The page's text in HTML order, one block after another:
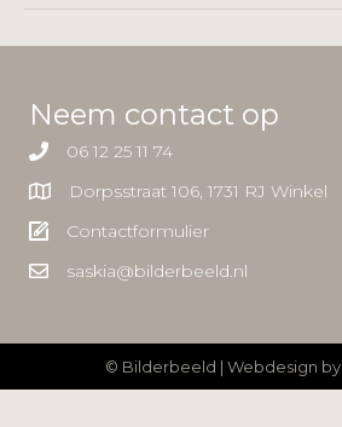
Neem contact op
06 12 25 11 74
Dorpsstraat 106, 1731 RJ Winkel
Contactformulier
saskia@bilderbeeld.nl
© Bilderbeeld | Webdesign by